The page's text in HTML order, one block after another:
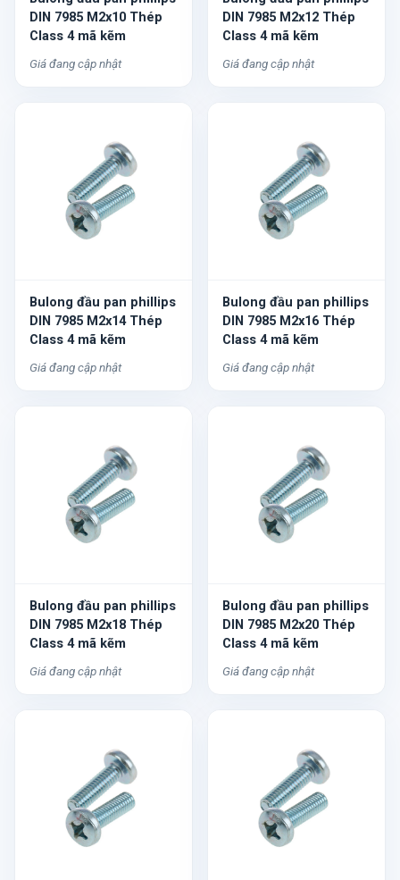
DIN 7985 M2x10 Thép
Class 4 mã kẽm
Giá đang cập nhật
DIN 7985 M2x12 Thép
Class 4 mã kẽm
Giá đang cập nhật
Bulong đầu pan phillips
DIN 7985 M2x14 Thép
Class 4 mã kẽm
Giá đang cập nhật
Bulong đầu pan phillips
DIN 7985 M2x16 Thép
Class 4 mã kẽm
Giá đang cập nhật
Bulong đầu pan phillips
DIN 7985 M2x18 Thép
Class 4 mã kẽm
Giá đang cập nhật
Bulong đầu pan phillips
DIN 7985 M2x20 Thép
Class 4 mã kẽm
Giá đang cập nhật